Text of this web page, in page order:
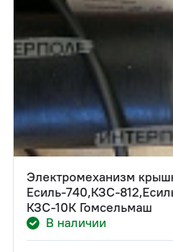
Электромеханизм
Есиль-740,КЗС-
КЗС-10К Гомсельмаш
В наличии